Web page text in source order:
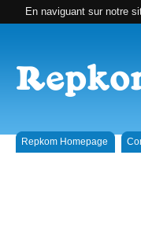
En naviguant sur notre
Repkom Homepage